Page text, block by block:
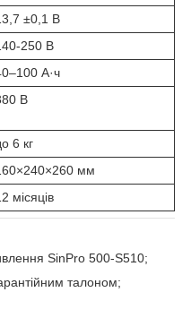
±0,1 В
250 В
А·ч
В
6 кг
мм
місяців
SinPro 500-S510;
талоном;